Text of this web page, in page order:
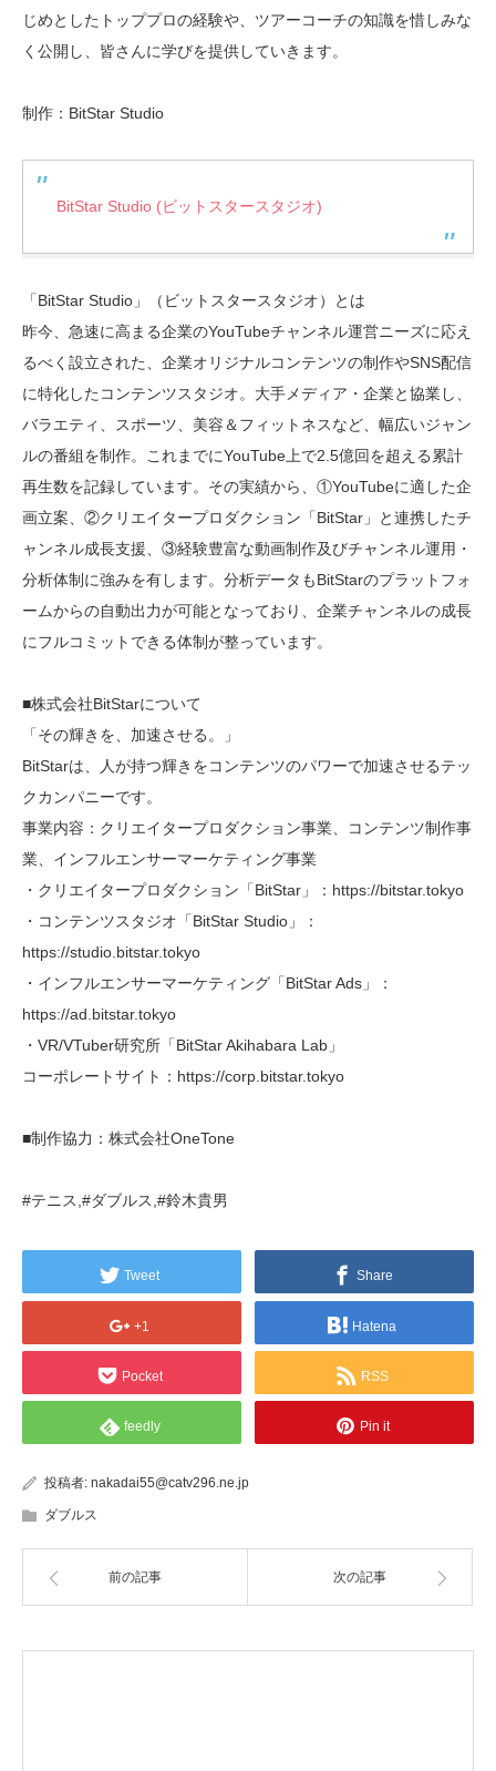
じめとしたトッププロの経験や、ツアーコーチの知識を惜しみな
く公開し、皆さんに学びを提供していきます。
制作：BitStar Studio
BitStar Studio (ビットスタースタジオ)
「BitStar Studio」（ビットスタースタジオ）とは
昨今、急速に高まる企業のYouTubeチャンネル運営ニーズに応え
るべく設立された、企業オリジナルコンテンツの制作やSNS配信
に特化したコンテンツスタジオ。大手メディア・企業と協業し、
バラエティ、スポーツ、美容＆フィットネスなど、幅広いジャン
ルの番組を制作。これまでにYouTube上で2.5億回を超える累計
再生数を記録しています。その実績から、①YouTubeに適した企
画立案、②クリエイタープロダクション「BitStar」と連携したチ
ャンネル成長支援、③経験豊富な動画制作及びチャンネル運用・
分析体制に強みを有します。分析データもBitStarのプラットフォ
ームからの自動出力が可能となっており、企業チャンネルの成長
にフルコミットできる体制が整っています。
■株式会社BitStarについて
「その輝きを、加速させる。」
BitStarは、人が持つ輝きをコンテンツのパワーで加速させるテッ
クカンパニーです。
事業内容：クリエイタープロダクション事業、コンテンツ制作事
業、インフルエンサーマーケティング事業
・クリエイタープロダクション「BitStar」：https://bitstar.tokyo
・コンテンツスタジオ「BitStar Studio」：
https://studio.bitstar.tokyo
・インフルエンサーマーケティング「BitStar Ads」：
https://ad.bitstar.tokyo
・VR/VTuber研究所「BitStar Akihabara Lab」
コーポレートサイト：https://corp.bitstar.tokyo
■制作協力：株式会社OneTone
#テニス,#ダブルス,#鈴木貴男
Tweet Share
+1 Hatena
Pocket RSS
feedly Pin it
投稿者: nakadai55@catv296.ne.jp
ダブルス
前の記事 次の記事